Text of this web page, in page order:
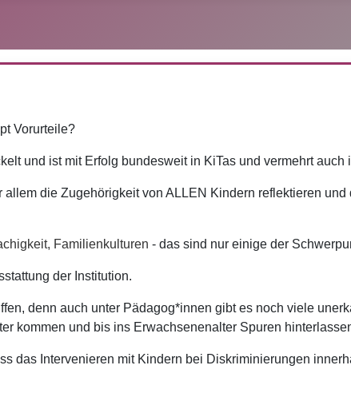
Vorurteile?
und ist mit Erfolg bundesweit in KiTas und vermehrt auch
die Zugehörigkeit von ALLEN Kindern reflektieren
Familienkulturen - das sind nur einige der
der Institution.
denn auch unter Pädagog*innen gibt es noch viele
kommen und bis ins Erwachsenenalter Spuren
das Intervenieren mit Kindern bei Diskriminierungen